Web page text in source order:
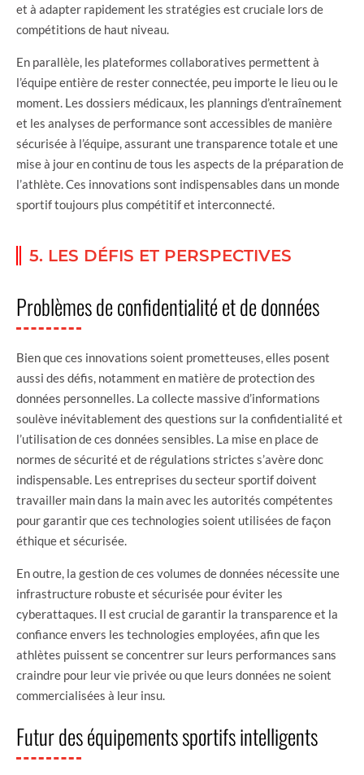
et à adapter rapidement les stratégies est cruciale lors de
compétitions de haut niveau.
En parallèle, les plateformes collaboratives permettent à
l’équipe entière de rester connectée, peu importe le lieu ou le
moment. Les dossiers médicaux, les plannings d’entraînement
et les analyses de performance sont accessibles de manière
sécurisée à l’équipe, assurant une transparence totale et une
mise à jour en continu de tous les aspects de la préparation de
l’athlète. Ces innovations sont indispensables dans un monde
sportif toujours plus compétitif et interconnecté.
5. LES DÉFIS ET PERSPECTIVES
Problèmes de confidentialité et de données
Bien que ces innovations soient prometteuses, elles posent
aussi des défis, notamment en matière de protection des
données personnelles. La collecte massive d’informations
soulève inévitablement des questions sur la confidentialité et
l’utilisation de ces données sensibles. La mise en place de
normes de sécurité et de régulations strictes s’avère donc
indispensable. Les entreprises du secteur sportif doivent
travailler main dans la main avec les autorités compétentes
pour garantir que ces technologies soient utilisées de façon
éthique et sécurisée.
En outre, la gestion de ces volumes de données nécessite une
infrastructure robuste et sécurisée pour éviter les
cyberattaques. Il est crucial de garantir la transparence et la
confiance envers les technologies employées, afin que les
athlètes puissent se concentrer sur leurs performances sans
craindre pour leur vie privée ou que leurs données ne soient
commercialisées à leur insu.
Futur des équipements sportifs intelligents